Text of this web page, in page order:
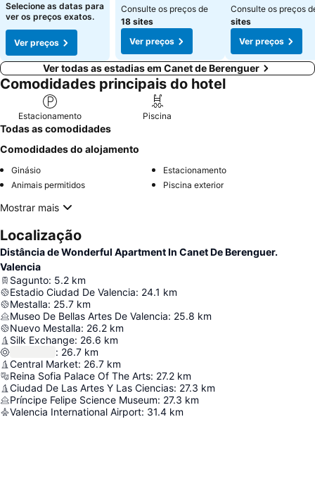
Selecione as datas para
ver os preços exatos.
Ver preços
Consulte os preços de
18 sites
Ver preços
Consulte os preços
sites
Ver preços
Ver todas as estadias em Canet de Berenguer
Comodidades principais do hotel
Estacionamento Piscina
Todas as comodidades
Comodidades do alojamento
Ginásio
Estacionamento
Animais permitidos
Piscina exterior
Mostrar mais
Localização
Distância de Wonderful Apartment In Canet De Berenguer.
Valencia
Sagunto: 5.2 km
Estadio Ciudad De Valencia: 24.1 km
Mestalla: 25.7 km
Museo De Bellas Artes De Valencia: 25.8 km
Nuevo Mestalla: 26.2 km
Silk Exchange: 26.6 km
: 26.7 km
Central Market: 26.7 km
Reina Sofia Palace Of The Arts: 27.2 km
Ciudad De Las Artes Y Las Ciencias: 27.3 km
Príncipe Felipe Science Museum: 27.3 km
Valencia International Airport: 31.4 km